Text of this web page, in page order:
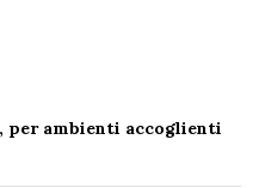
per ambienti accoglienti